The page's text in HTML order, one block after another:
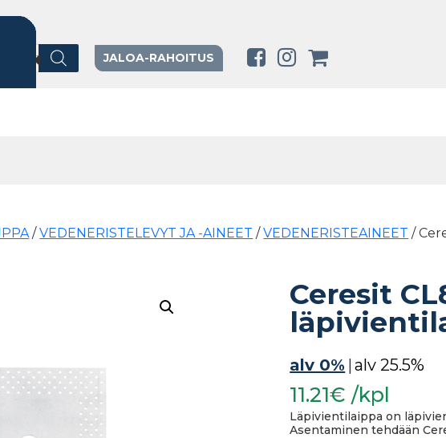
JALOA-RAHOITUS
/VEDENERISTELEVYT JA -AINEET /VEDENERISTEAINEET /
Ceresit
alv 0% |alv 25.5%
11.21€ /kpl
Läpivientilaippa on
Asentaminen tehdään